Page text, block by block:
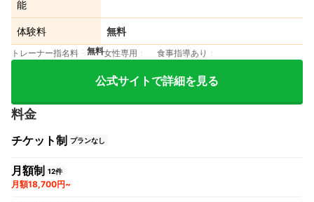
能
体験料 無料
トレーナー指名料 無料女性専用 食事指導あり
公式サイトで詳細を見る
料金
チケット制 プランなし
月額制 12件
月額18,700円~